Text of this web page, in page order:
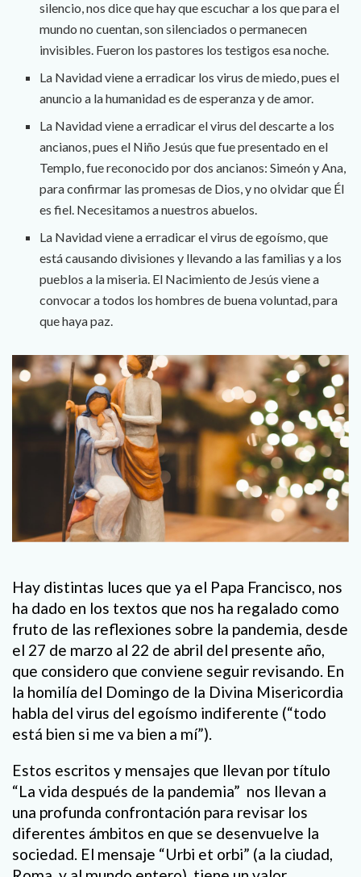
silencio, nos dice que hay que escuchar a los que para el
mundo no cuentan, son silenciados o permanecen
invisibles. Fueron los pastores los testigos esa noche.
La Navidad viene a erradicar los virus de miedo, pues el
anuncio a la humanidad es de esperanza y de amor.
La Navidad viene a erradicar el virus del descarte a los
ancianos, pues el Niño Jesús que fue presentado en el
Templo, fue reconocido por dos ancianos: Simeón y Ana,
para confirmar las promesas de Dios, y no olvidar que Él
es fiel. Necesitamos a nuestros abuelos.
La Navidad viene a erradicar el virus de egoísmo, que
está causando divisiones y llevando a las familias y a los
pueblos a la miseria. El Nacimiento de Jesús viene a
convocar a todos los hombres de buena voluntad, para
que haya paz.
Hay distintas luces que ya el Papa Francisco, nos
ha dado en los textos que nos ha regalado como
fruto de las reflexiones sobre la pandemia, desde
el 27 de marzo al 22 de abril del presente año,
que considero que conviene seguir revisando. En
la homilía del Domingo de la Divina Misericordia
habla del virus del egoísmo indiferente (“todo
está bien si me va bien a mí”).
Estos escritos y mensajes que llevan por título
“La vida después de la pandemia” nos llevan a
una profunda confrontación para revisar los
diferentes ámbitos en que se desenvuelve la
sociedad. El mensaje “Urbi et orbi” (a la ciudad,